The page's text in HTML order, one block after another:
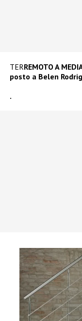
TERREMOTO A
posto a Belen
.